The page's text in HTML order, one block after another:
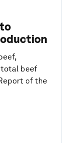
total beef
of the